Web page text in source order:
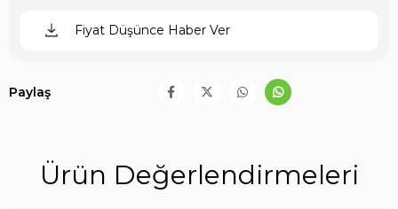
Fiyat Düşünce Haber Ver
Paylaş
Ürün Değerlendirmeleri